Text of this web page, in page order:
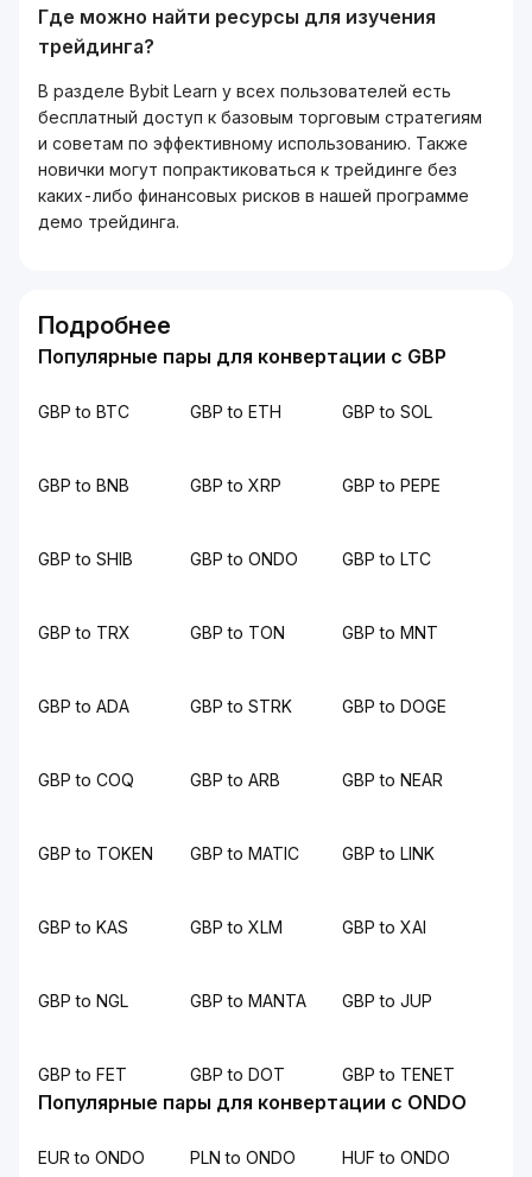
Где можно найти ресурсы для изучения
трейдинга?
В разделе Bybit Learn у всех пользователей есть
бесплатный доступ к базовым торговым стратегиям
и советам по эффективному использованию. Также
новички могут попрактиковаться к трейдинге без
каких-либо финансовых рисков в нашей программе
демо трейдинга.
Подробнее
Популярные пары для конвертации с GBP
GBP to BTC GBP to ETH GBP to SOL
GBP to BNB GBP to XRP GBP to PEPE
GBP to SHIB GBP to ONDO GBP to LTC
GBP to TRX GBP to TON GBP to MNT
GBP to ADA GBP to STRK GBP to DOGE
GBP to COQ GBP to ARB GBP to NEAR
GBP to TOKEN GBP to MATIC GBP to LINK
GBP to KAS GBP to XLM GBP to XAI
GBP to NGL GBP to MANTA GBP to JUP
GBP to FET GBP to DOT GBP to TENET
Популярные пары для конвертации с ONDO
EUR to ONDO PLN to ONDO HUF to ONDO